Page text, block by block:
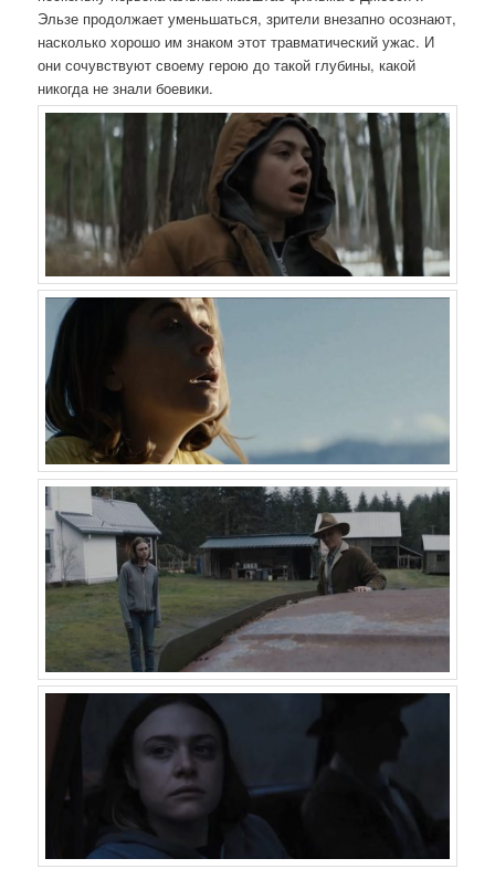
Эльзе продолжает уменьшаться, зрители внезапно осознают,
насколько хорошо им знаком этот травматический ужас. И
они сочувствуют своему герою до такой глубины, какой
никогда не знали боевики.